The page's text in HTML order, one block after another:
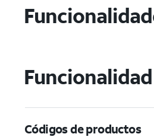
Códigos de productos